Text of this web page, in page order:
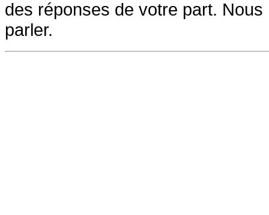
des réponses de votre part.
parler.